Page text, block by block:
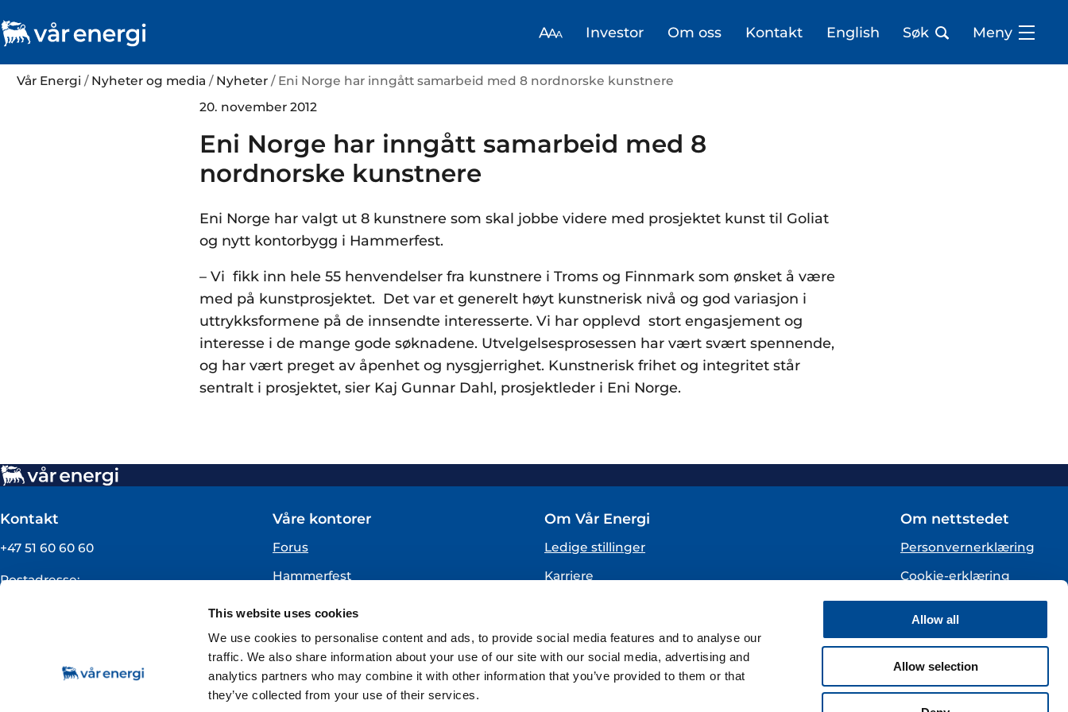
This website uses cookies
We use cookies to personalise content and ads, to provide social media features and to analyse our
traffic. We also share information about your use of our site with our social media, advertising and
analytics partners who may combine it with other information that you’ve provided to them or that
they’ve collected from your use of their services.
Allow all
Allow selection
Investor Om oss Kontakt English Søk Meny
Vår Energi / Nyheter og media / Nyheter/ Eni Norge har inngått samarbeid med 8 nordnorske kunstnere
20. november 2012
Eni Norge har inngått samarbeid med 8
nordnorske kunstnere
Eni Norge har valgt ut 8 kunstnere som skal jobbe videre med prosjektet kunst til Goliat
og nytt kontorbygg i Hammerfest.
– Vi fikk inn hele 55 henvendelser fra kunstnere i Troms og Finnmark som ønsket å være
med på kunstprosjektet. Det var et generelt høyt kunstnerisk nivå og god variasjon i
uttrykksformene på de innsendte interesserte. Vi har opplevd stort engasjement og
interesse i de mange gode søknadene. Utvelgelsesprosessen har vært svært spennende,
og har vært preget av åpenhet og nysgjerrighet. Kunstnerisk frihet og integritet står
sentralt i prosjektet, sier Kaj Gunnar Dahl, prosjektleder i Eni Norge.
Kontakt
+47 51 60 60 60
Postadresse:
Org.nummer:
Våre kontorer
Forus
Hammerfest
Florø
Om Vår Energi
Ledige stillinger
Karriere
VARSLING
(Vår Energi varslingstjeneste)
Om nettstedet
Personvernerklæring
Cookie-erklæring
English